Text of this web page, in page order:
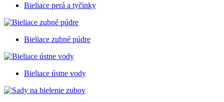
Bieliace perá a tyčinky
Bieliace zubné púdre
Bieliace ústne vody